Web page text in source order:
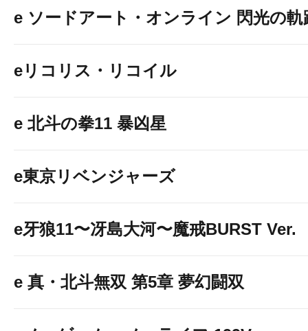
e ソードアート・オンライン 閃光の軌
eリコリス・リコイル
e 北斗の拳11 暴凶星
e東京リベンジャーズ
e牙狼11〜冴島大河〜魔戒BURST Ver.
e 真・北斗無双 第5章 夢幻闘双